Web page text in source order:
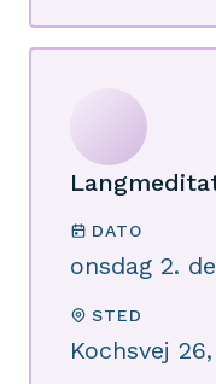
DATO
onsdag 2.
STED
Kochsvej